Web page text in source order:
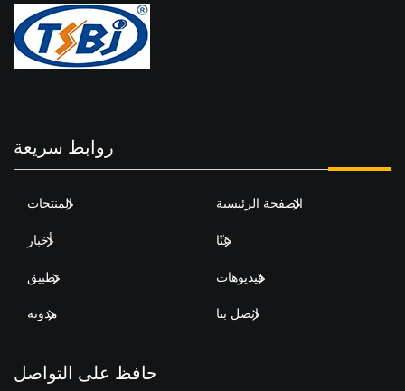
روابط سريعة
الصفحة الرئيسية المنتجات
عنّا أخبار
فيديوهات تطبيق
اتصل بنا مدونة
حافظ على التواصل